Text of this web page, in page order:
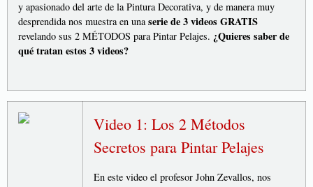
y apasionado del arte de la Pintura Decorativa, y de manera muy
desprendida nos muestra en unaserie de 3 videos GRATIS
revelando sus 2 MÉTODOS para Pintar Pelajes. ¿Quieres saber de
qué tratan estos 3 videos?
Video 1: Los 2 Métodos
Secretos para Pintar Pelajes
En este video el profesor John Zevallos, nos